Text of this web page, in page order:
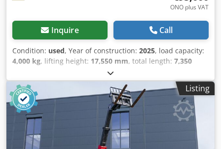
ONO plus VAT
Inquire Call
Condition: used, Year of construction: 2025, load capacity:
4,000 kg, lifting height: 17,550 mm, total length: 7,350
, Max. Tragkraft: 4000 kg Max. Hubhöhe: 17.55 m Max.
Reichweite: 13.08 m Ausbrechkraft mit Schaufel: 7766 daN
Aufwärtsneigewinkel: 16 ° Abwärtsneigewinkel: 110 °
Wenderadius (über Räder): 3.94 m Heben: 16 s Senken: 12
s Teleskop ausfahren: 16 s Teleskop Einfahren: 13 s
Ankippen: 4 s Auskippen: 4 s Motornorm: Stage V
Zylinderzahl / Tragfähigkeit der Zylinder: 4 - 3621 cm³
Nennleistung Verbrennungsmotor - Leistung 100 Hp / 75
Listing